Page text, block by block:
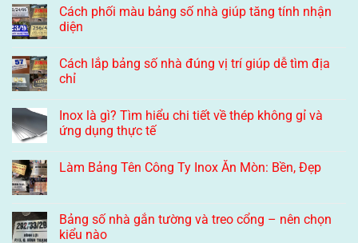
Cách phối màu bảng số nhà giúp tăng tính nhận
diện
Cách lắp bảng số nhà đúng vị trí giúp dễ tìm địa
chỉ
Inox là gì? Tìm hiểu chi tiết về thép không gỉ và
ứng dụng thực tế
Làm Bảng Tên Công Ty Inox Ăn Mòn: Bền, Đẹp
Bảng số nhà gắn tường và treo cổng – nên chọn
kiểu nào